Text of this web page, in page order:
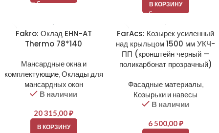
В КОРЗИНУ
Fakro: Оклад EHN-AT
Thermo 78*140
Мансардные окна и
комплектующие,Оклады для
мансардных окон
В наличии
20 315,00₽
В КОРЗИНУ
FarAcs: Козырек усиленный
над крыльцом 1500 мм УКЧ-
ПП (кронштейн черный —
поликарбонат прозрачный)
Фасадные материалы,
Козырьки и навесы
В наличии
6 500,00₽